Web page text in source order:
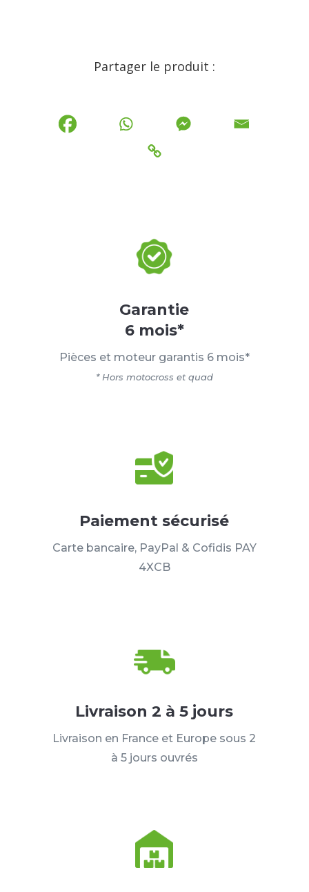
Partager le produit :
Garantie
6 mois*
Pièces et moteur garantis 6 mois*
* Hors motocross et quad
Paiement sécurisé
Carte bancaire, PayPal & Cofidis PAY
4XCB
Livraison 2 à 5 jours
Livraison en France et Europe sous 2
à 5 jours ouvrés